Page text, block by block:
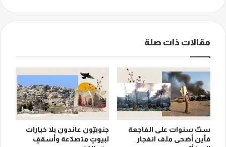
مقالات ذات صلة
ستّ سنوات على الفاجعة
فأين أضحى ملف انفجار
جنوبيّون عائدون بلا خيارات
لبيوتٍ متصدّعة وأسقفٍ